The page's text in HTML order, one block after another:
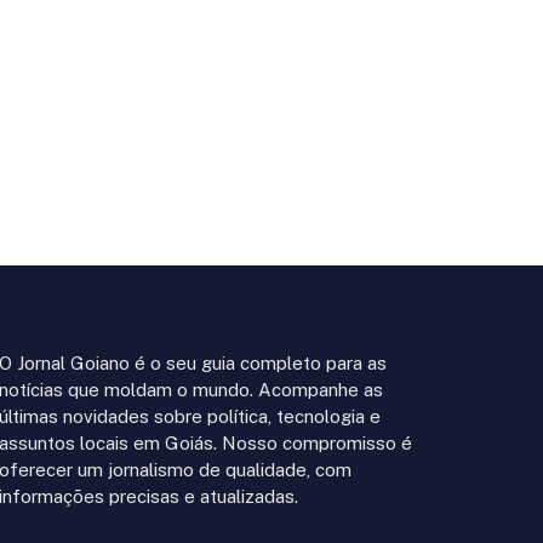
O Jornal Goiano é o seu guia completo para as
notícias que moldam o mundo. Acompanhe as
últimas novidades sobre política, tecnologia e
assuntos locais em Goiás. Nosso compromisso é
oferecer um jornalismo de qualidade, com
informações precisas e atualizadas.